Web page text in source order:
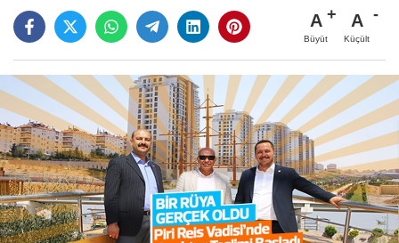
A
Büyüt
A
Küçült